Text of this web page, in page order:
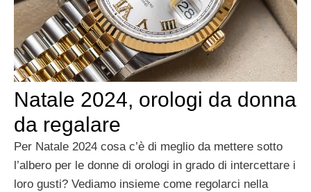
Natale 2024, orologi da donna
da regalare
Per Natale 2024 cosa c’è di meglio da mettere sotto
l’albero per le donne di orologi in grado di intercettare i
loro gusti? Vediamo insieme come regolarci nella